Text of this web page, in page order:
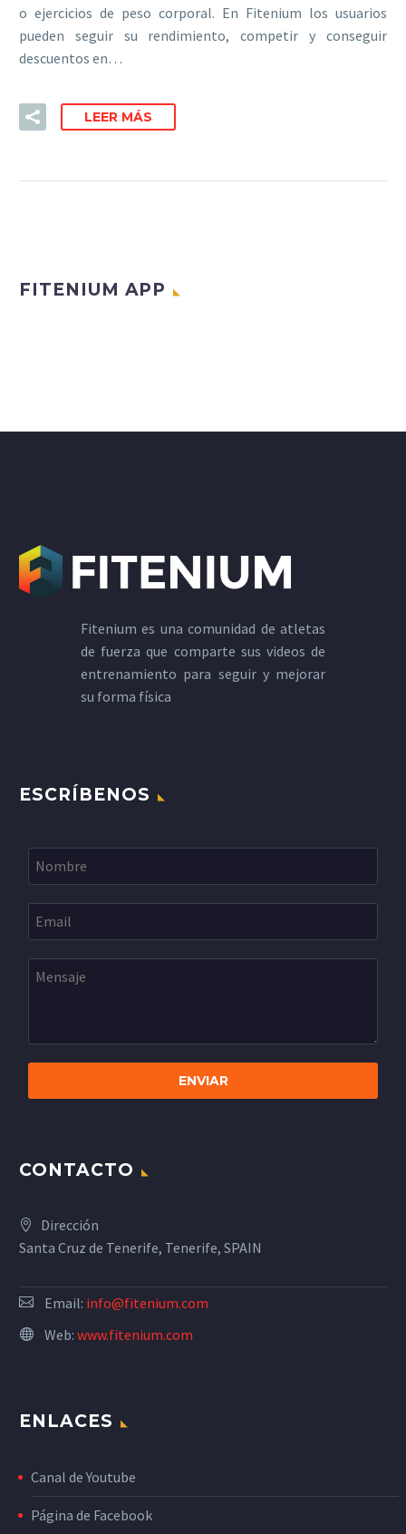
o ejercicios de peso corporal. En Fitenium los usuarios
pueden seguir su rendimiento, competir y conseguir
descuentos en…
LEER MÁS
FITENIUM APP
Fitenium es una comunidad de atletas
de fuerza que comparte sus videos de
entrenamiento para seguir y mejorar
su forma física
ESCRÍBENOS
CONTACTO
Dirección
Santa Cruz de Tenerife, Tenerife, SPAIN
Email: info@fitenium.com
Web: www.fitenium.com
ENLACES
Canal de Youtube
Página de Facebook